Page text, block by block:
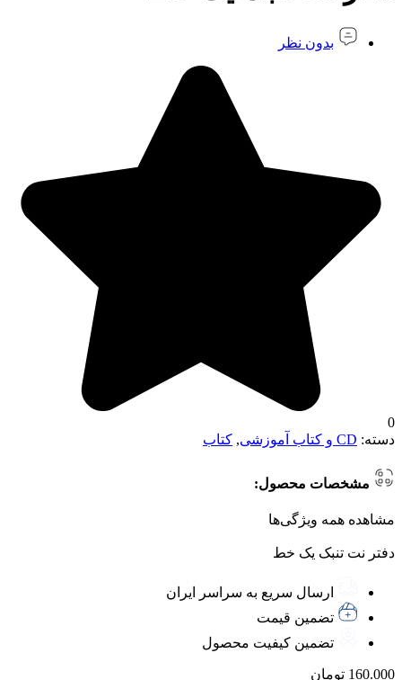
بدون نظر
0
دسته: CD و کتاب آموزشی , کتاب
مشخصات محصول:
مشاهده همه ویژگی‌ها
دفتر نت تنبک یک خط
ارسال سریع به سراسر ایران
تضمین قیمت
تضمین کیفیت محصول
160.000 تومان